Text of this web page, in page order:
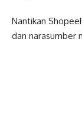
Nantikan
dan narasumber